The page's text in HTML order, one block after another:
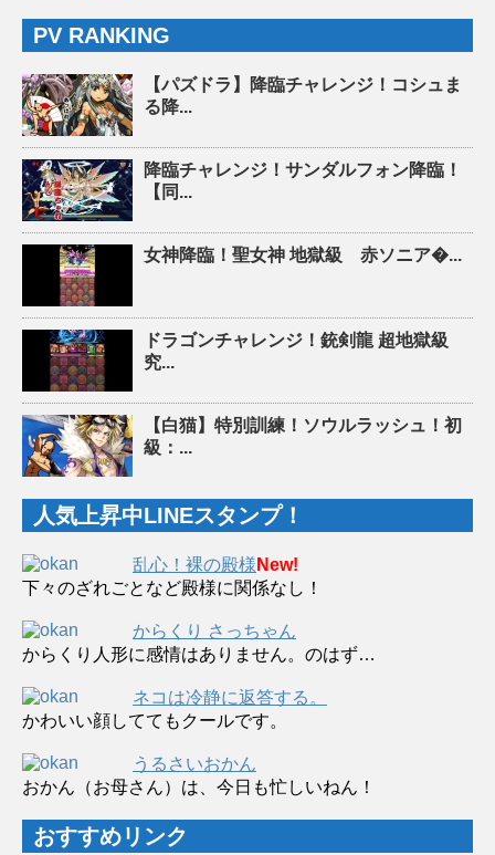
PV RANKING
【パズドラ】降臨チャレンジ！コシュま
る降...
降臨チャレンジ！サンダルフォン降臨！
【同...
女神降臨！聖女神 地獄級 赤ソニア�...
ドラゴンチャレンジ！銃剣龍 超地獄級
究...
【白猫】特別訓練！ソウルラッシュ！初
級：...
人気上昇中LINEスタンプ！
乱心！裸の殿様 New!
下々のざれごとなど殿様に関係なし！
からくり さっちゃん
からくり人形に感情はありません。のはず…
ネコは冷静に返答する。
かわいい顔しててもクールです。
うるさいおかん
おかん（お母さん）は、今日も忙しいねん！
おすすめリンク